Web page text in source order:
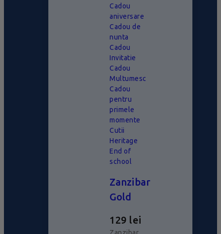
Cadou
aniversare
Cadou de
nunta
Cadou
Invitatie
Cadou
Multumesc
Cadou
pentru
primele
momente
Cutii
Heritage
End of
school
Zanzibar
Gold
129 lei
Zanzibar